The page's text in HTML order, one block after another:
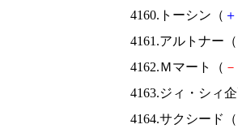
4160.トーシン（ ＋
4161.アルトナー（
4162.Ｍマート（ －
4163.ジィ・シィ
4164.サクシード（